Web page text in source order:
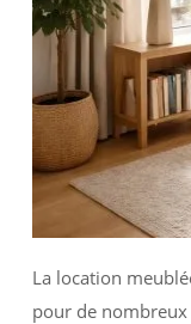
La location
pour de nombreux